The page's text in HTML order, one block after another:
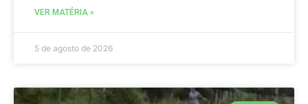
VER MATÉRIA »
5 de agosto de 2026